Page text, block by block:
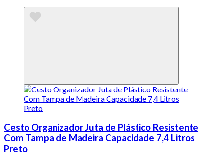
Cesto Organizador Juta de Plástico Resistente
Com Tampa de Madeira Capacidade 7,4 Litros
Preto